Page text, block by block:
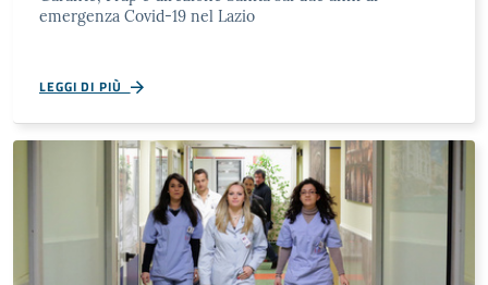
emergenza Covid-19 nel Lazio
LEGGI DI PIÙ